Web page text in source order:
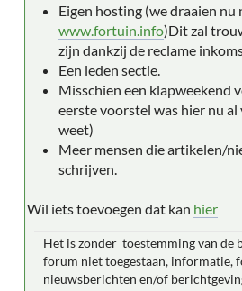
Eigen hosting (we draaien nu
www.fortuin.info)Dit zal
zijn dankzij de reclame
Een leden sectie.
Misschien een klapweekend
eerste voorstel was hier nu al
weet)
Meer mensen die artikelen/
schrijven.
Wil iets toevoegen dat kan hier
Het is zonder toestemming van de
forum niet toegestaan, informatie,
nieuwsberichten en/of